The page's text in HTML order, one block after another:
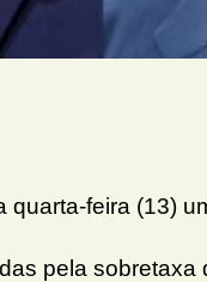
feira (13)
pela